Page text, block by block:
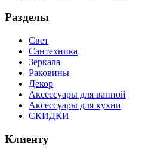
Разделы
Свет
Сантехника
Зеркала
Раковины
Декор
Аксессуары для ванной
Аксессуары для кухни
СКИДКИ
Клиенту